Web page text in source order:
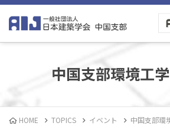
中国支部環境工
HOME TOPICS イベント 中国支部環